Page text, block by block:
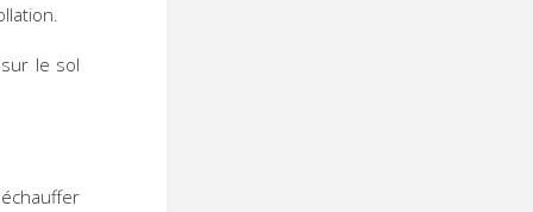
le sol